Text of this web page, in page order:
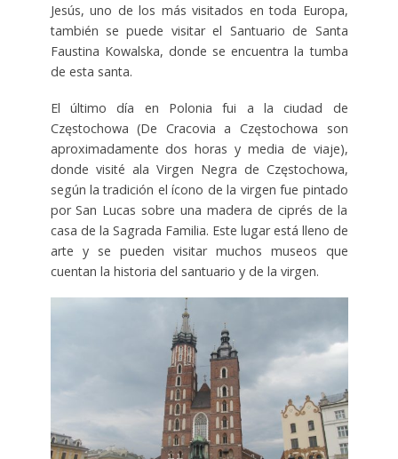
Jesús, uno de los más visitados en toda Europa,
también se puede visitar el Santuario de Santa
Faustina Kowalska, donde se encuentra la tumba
de esta santa.
El último día en Polonia fui a la ciudad de
Częstochowa (De Cracovia a Częstochowa son
aproximadamente dos horas y media de viaje),
donde visité ala Virgen Negra de Częstochowa,
según la tradición el ícono de la virgen fue pintado
por San Lucas sobre una madera de ciprés de la
casa de la Sagrada Familia. Este lugar está lleno de
arte y se pueden visitar muchos museos que
cuentan la historia del santuario y de la virgen.